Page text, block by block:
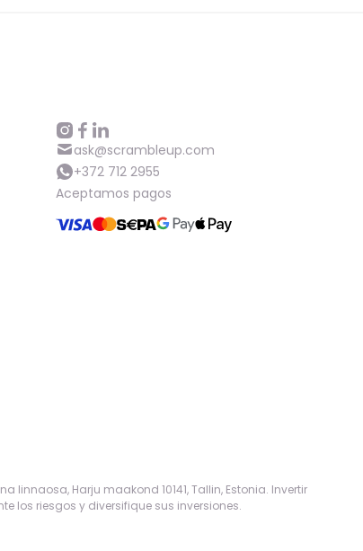
ask@scrambleup.com
+372 712 2955
Aceptamos pagos
linnaosa, Harju maakond 10141, Tallin, Estonia. Invertir
los riesgos y diversifique sus inversiones.